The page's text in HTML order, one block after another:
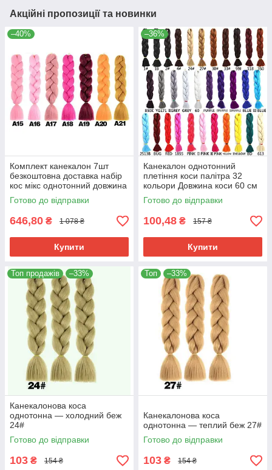
Акційні пропозиції та новинки
–40%
Комплект канекалон 7шт
безкоштовна доставка набір
кос мікс однотонний довжина
кісок 60см термостійкий
Готово до відправки
646,80 ₴ 1 078 ₴
Купити
–36%
Канекалон однотонний
плетіння коси палітра 32
кольори Довжина коси 60 см
Термостійкий.
Готово до відправки
100,48 ₴ 157 ₴
Купити
Топ продажів –33%
Канекалонова коса
однотонна — холодний беж
24#
Готово до відправки
103 ₴ 154 ₴
Топ –33%
Канекалонова коса
однотонна — теплий беж 27#
Готово до відправки
103 ₴ 154 ₴